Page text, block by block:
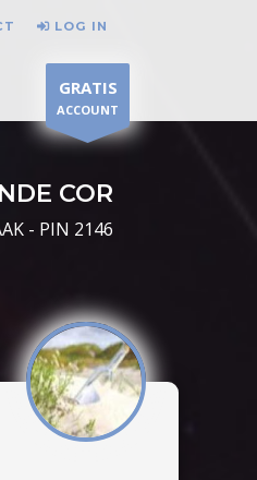
LOG IN
GRATIS
ACCOUNT
COR
- PIN 2146